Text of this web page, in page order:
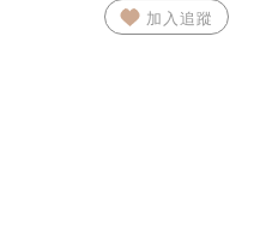
加入追蹤